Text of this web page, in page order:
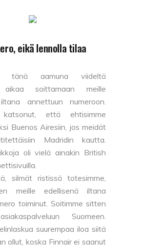
eikä lennolla tilaa
tänä aamuna viideltä
aikaa soittamaan meille
annettuun numeroon.
että ehtisimme
Buenos Airesiin, jos meidät
Madridin kautta.
oli vielä ainakin British
silmät ristissä totesimme,
meille edellisenä iltana
toiminut. Soitimme sitten
Suomeen.
suurempaa iloa siitä
ollut, koska Finnair ei saanut